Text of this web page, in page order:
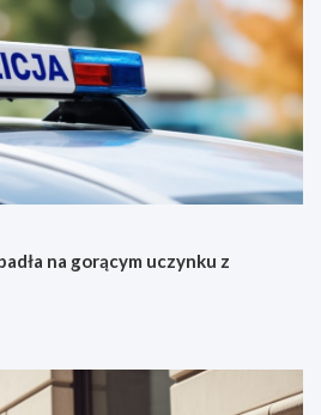
na gorącym uczynku z